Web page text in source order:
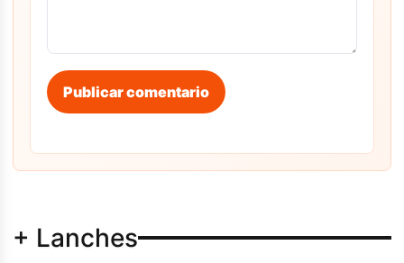
Publicar comentario
+ Lanches